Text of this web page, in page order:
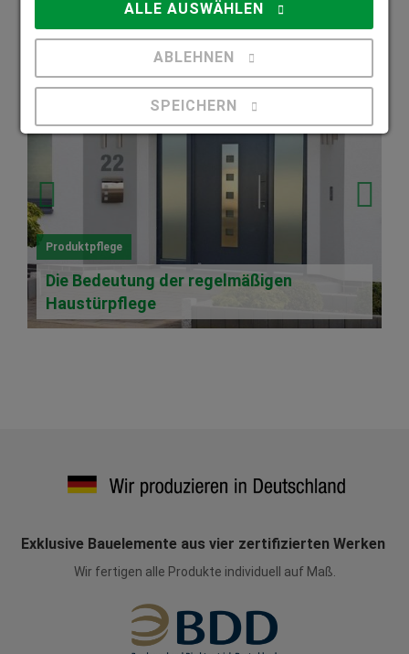
Neues von HEIM & HAUS
Produktpflege
Die Bedeutung der regelmäßigen
Haustürpflege
Exklusive Bauelemente aus vier zertifizierten Werken
Wir fertigen alle Produkte individuell auf Maß.
ALLE AUSWÄHLEN
ABLEHNEN
SPEICHERN
Details anzeigen
Datenschutz